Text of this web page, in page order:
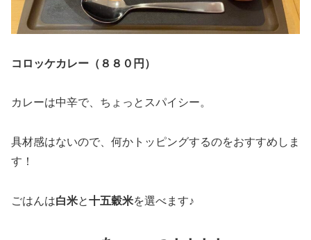
コロッケカレー（８８０円）
カレーは中辛で、ちょっとスパイシー。
具材感はないので、何かトッピングするのをおすすめしま
す！
ごはんは白米と十五穀米を選べます♪